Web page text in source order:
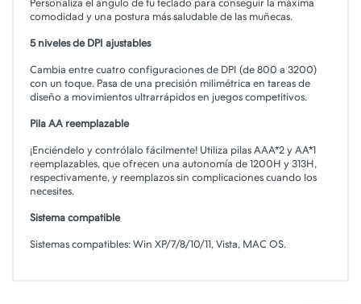
Personaliza el ángulo de tu teclado para conseguir la máxima
comodidad y una postura más saludable de las muñecas.
5 niveles de DPI ajustables
Cambia entre cuatro configuraciones de DPI (de 800 a 3200)
con un toque. Pasa de una precisión milimétrica en tareas de
diseño a movimientos ultrarrápidos en juegos competitivos.
Pila AA reemplazable
¡Enciéndelo y contrólalo fácilmente! Utiliza pilas AAA*2 y AA*1
reemplazables, que ofrecen una autonomía de 1200H y 313H,
respectivamente, y reemplazos sin complicaciones cuando los
necesites.
Sistema compatible
Sistemas compatibles: Win XP/7/8/10/11, Vista, MAC OS.